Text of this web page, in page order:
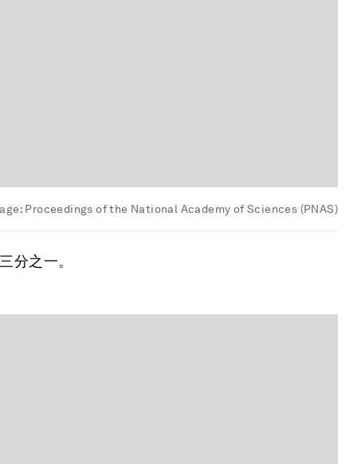
Proceedings of the National Academy of Sciences (PNAS)
分之一。